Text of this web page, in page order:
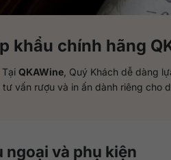
khẩu chính hãng
QKAWine, Quý Khách dễ dàng
vấn rượu và in ấn dành riêng cho
ngoại và phụ kiện